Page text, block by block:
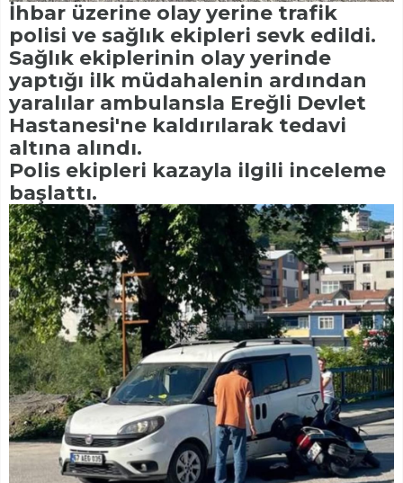
İhbar üzerine olay yerine trafik
polisi ve sağlık ekipleri sevk edildi.
Sağlık ekiplerinin olay yerinde
yaptığı ilk müdahalenin ardından
yaralılar ambulansla Ereğli Devlet
Hastanesi'ne kaldırılarak tedavi
altına alındı.
Polis ekipleri kazayla ilgili inceleme
başlattı.